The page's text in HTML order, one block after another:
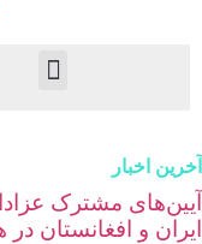
اخبار
مشترک
و افغانستان در